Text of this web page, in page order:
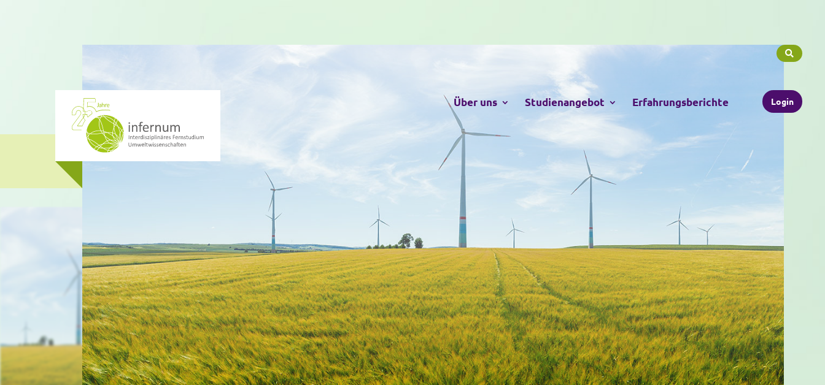
Über uns Studienangebot Erfahrungsberichte Login